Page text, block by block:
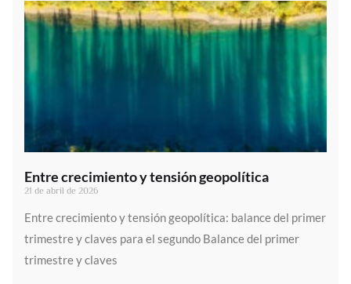
Entre crecimiento y tensión geopolítica
21 de abril de 2026
Entre crecimiento y tensión geopolítica: balance del primer
trimestre y claves para el segundo Balance del primer
trimestre y claves